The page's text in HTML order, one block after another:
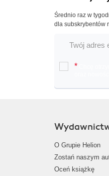
Średnio raz w
dla subskrybentów
*
O Grupie Helion
Zostań naszym
Oceń książkę